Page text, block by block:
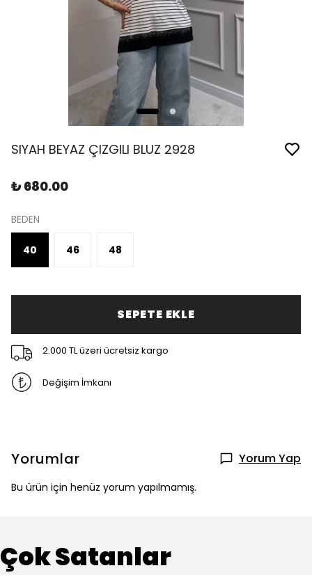
SIYAH BEYAZ ÇIZGILI BLUZ 2928
₺ 680.00
BEDEN
40 46 48
SEPETE EKLE
2.000 TL üzeri ücretsiz kargo
Değişim İmkanı
Yorumlar Yorum Yap
Bu ürün için henüz yorum yapılmamış.
Çok Satanlar